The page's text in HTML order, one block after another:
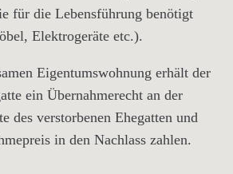
für die Lebensführung benötigt
Elektrogeräte etc.).
Eigentumswohnung erhält der
ein Übernahmerecht an der
des verstorbenen Ehegatten und
in den Nachlass zahlen.